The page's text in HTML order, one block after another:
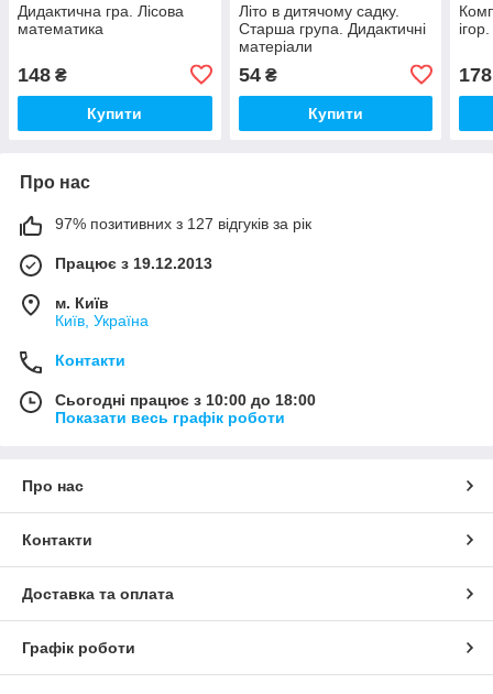
Дидактична гра. Лісова
математика
148 ₴
Купити
Літо в дитячому садку.
Старша група. Дидактичні
матеріали
54₴
Купити
178
Про нас
97% позитивних з 127 відгуків за рік
Працює з 19.12.2013
м. Київ
Київ, Україна
Контакти
Сьогодні працює з 10:00 до 18:00
Показати весь графік роботи
Про нас
Контакти
Доставка та оплата
Графік роботи